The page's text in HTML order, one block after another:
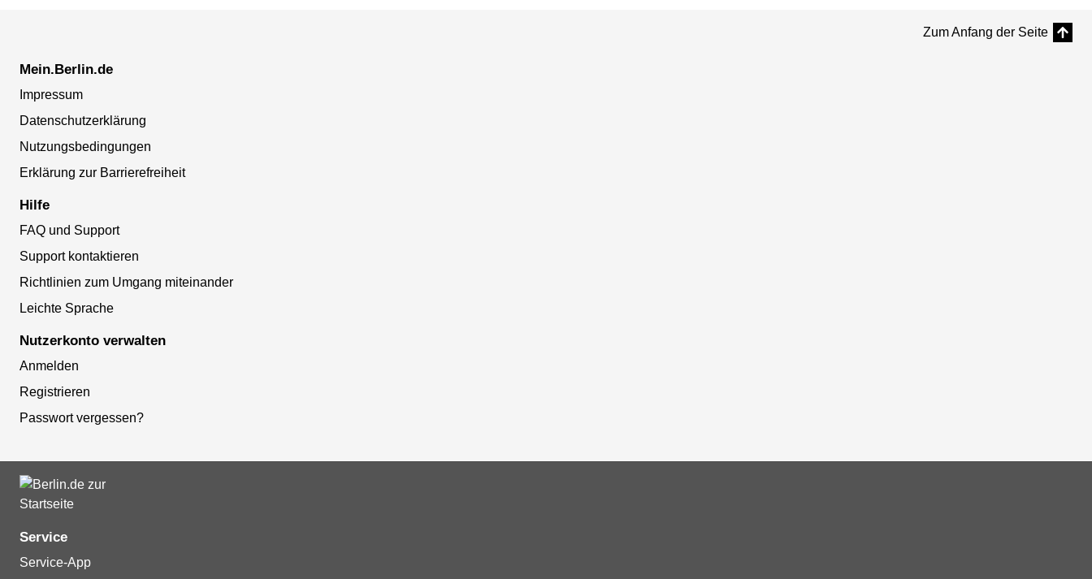
Zum Anfang der Seite
Mein.Berlin.de
Impressum
Datenschutzerklärung
Nutzungsbedingungen
Erklärung zur Barrierefreiheit
Hilfe
FAQ und Support
Support kontaktieren
Richtlinien zum Umgang miteinander
Leichte Sprache
Nutzerkonto verwalten
Anmelden
Registrieren
Passwort vergessen?
Service
Service-App